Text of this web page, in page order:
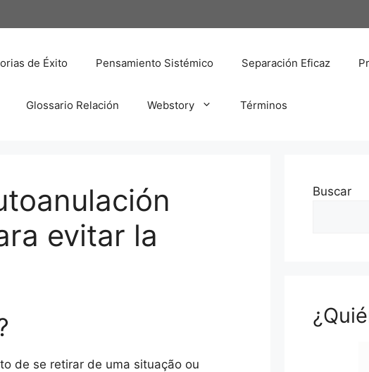
de Éxito Pensamiento Sistémico Separación Eficaz
Glossario Relación Webstory Términos
evitar la
de se retirar de uma situação ou
Buscar